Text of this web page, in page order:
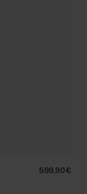
599,90 €